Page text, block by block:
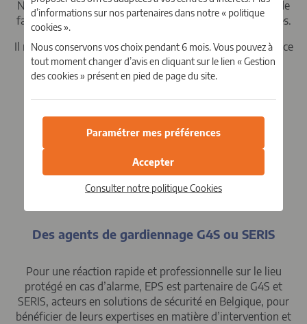
Notre centre de surveillance fonctionne 24h/24 et 7j/7, de
façon à garantir un traitement systématique des alarmes.
Il réagit en moins de 30 secondes (1) et peut alerter la police
et les services de secours si besoin .
Des agents de gardiennage G4S ou SERIS
Pour une réaction rapide et professionnelle sur le lieu
protégé en cas d’alarme, EPS est partenaire de G4S et
SERIS, acteurs en solutions de sécurité en Belgique, pour
bénéficier de leurs expertises en matière d’intervention et
d’informations sur nos partenaires dans notre « politique
cookies ».
Nous conservons vos choix pendant 6 mois. Vous pouvez à
tout moment changer d’avis en cliquant sur le lien « Gestion
des cookies » présent en pied de page du site.
Accepter
Paramétrer mes préférences
Consulter notre politiqueCookies